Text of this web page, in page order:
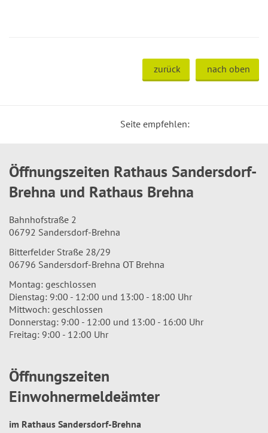
zurück nach oben
Seite empfehlen:
Öffnungszeiten Rathaus Sandersdorf-
Brehna und Rathaus Brehna
Bahnhofstraße 2
06792 Sandersdorf-Brehna
Bitterfelder Straße 28/29
06796 Sandersdorf-Brehna OT Brehna
Montag: geschlossen
Dienstag: 9:00 - 12:00 und 13:00 - 18:00 Uhr
Mittwoch: geschlossen
Donnerstag: 9:00 - 12:00 und 13:00 - 16:00 Uhr
Freitag: 9:00 - 12:00 Uhr
Öffnungszeiten
Einwohnermeldeämter
im Rathaus Sandersdorf-Brehna